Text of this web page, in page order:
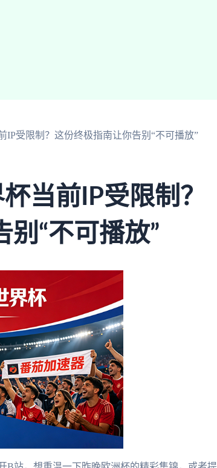
IP受限制？这份终极指南让你告别“不可播放”
当前IP受限制？
“不可播放”